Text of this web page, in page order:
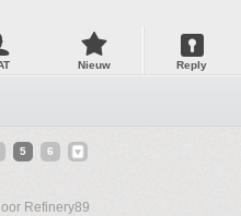
Nieuw Reply
5 6
Refinery89